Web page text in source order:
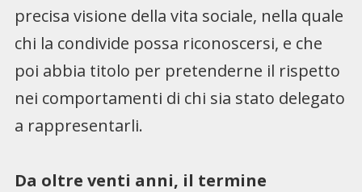
precisa visione della vita sociale, nella quale
chi la condivide possa riconoscersi, e che
poi abbia titolo per pretenderne il rispetto
nei comportamenti di chi sia stato delegato
a rappresentarli.
Da oltre venti anni, il termine